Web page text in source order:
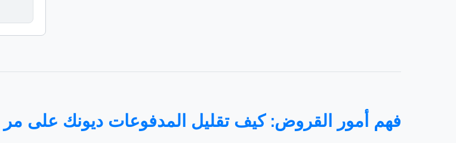
فهم أمور القروض: كيف تقليل المدفوعات ديونك على مر